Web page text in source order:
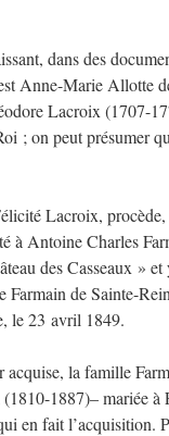
dans des
Anne-Marie Allotte
Lacroix (1707-
; on peut présumer
Lacroix, procède,
à Antoine Charles
des Casseaux » et
de Sainte-
le 23 avril 1849.
acquise, la famille
1887)– mariée
en fait l’acquisition.